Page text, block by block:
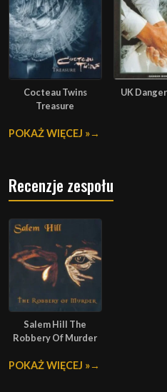
Cocteau Twins
Treasure
UK
POKAŻ WIĘCEJ »
Recenzje zespołu
Salem Hill The
Robbery Of Murder
POKAŻ WIĘCEJ »